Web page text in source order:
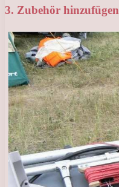
3. Zubehör hinzufügen